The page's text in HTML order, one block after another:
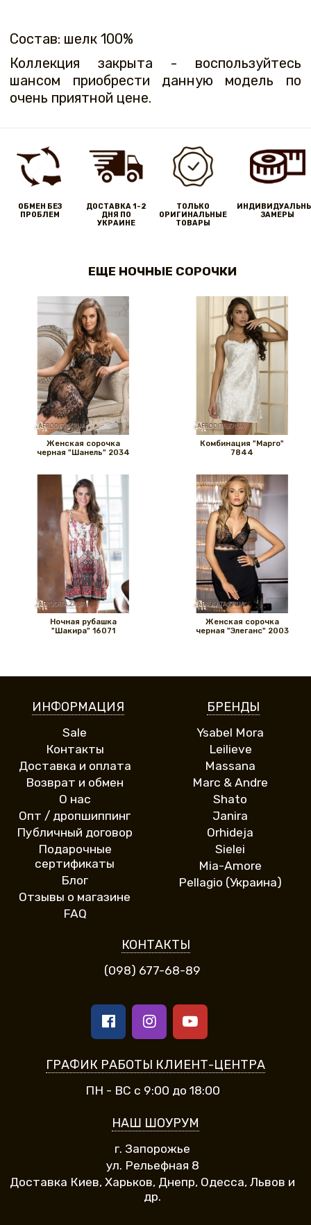
Состав: шелк 100%
Коллекция закрыта - воспользуйтесь
шансом приобрести данную модель по
очень приятной цене.
ОБМЕН БЕЗ
ПРОБЛЕМ
ДОСТАВКА 1-2
ДНЯ ПО
УКРАИНЕ
ТОЛЬКО
ОРИГИНАЛЬНЫЕ
ТОВАРЫ
ЗАМЕРЫ
ЕЩЕ НОЧНЫЕ СОРОЧКИ
Женская сорочка
черная "Шанель" 2034
Комбинация "Марго"
7844
Ночная рубашка
"Шакира" 16071
Женская сорочка
черная "Элеганс" 2003
ИНФОРМАЦИЯ
Sale
Контакты
Доставка и оплата
Возврат и обмен
О нас
Опт / дропшиппинг
Публичный договор
Подарочные
сертификаты
Блог
Отзывы о магазине
FAQ
БРЕНДЫ
Ysabel Mora
Leilieve
Massana
Marc & Andre
Shato
Janira
Orhideja
Sielei
Mia-Amore
Pellagio (Украина)
КОНТАКТЫ
(098) 677-68-89
ГРАФИК РАБОТЫ КЛИЕНТ-ЦЕНТРА
ПН - ВС с 9:00 до 18:00
НАШ ШОУРУМ
г. Запорожье
ул. Рельефная 8
Доставка Киев, Харьков, Днепр, Одесса, Львов и
др.